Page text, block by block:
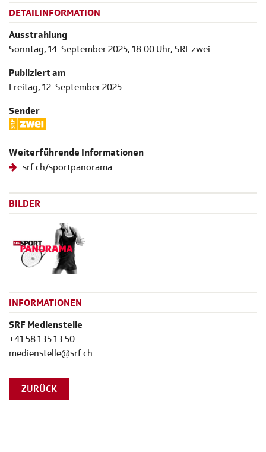
DETAILINFORMATION
Ausstrahlung
Sonntag, 14. September 2025, 18.00 Uhr, SRF zwei
Publiziert am
Freitag, 12. September 2025
Sender
Weiterführende Informationen
srf.ch/sportpanorama
BILDER
INFORMATIONEN
SRF Medienstelle
+41 58 135 13 50
medienstelle@srf.ch
ZURÜCK